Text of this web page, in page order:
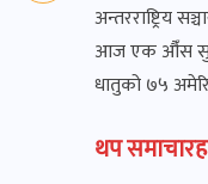
अन्तरराष्ट्रिय
आज एक औँस सुन
धातुको ७५
थप